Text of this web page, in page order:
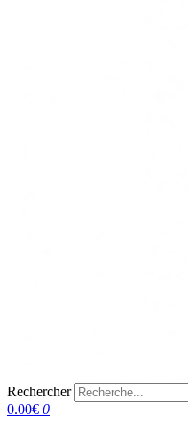
Rechercher
0.00€ 0